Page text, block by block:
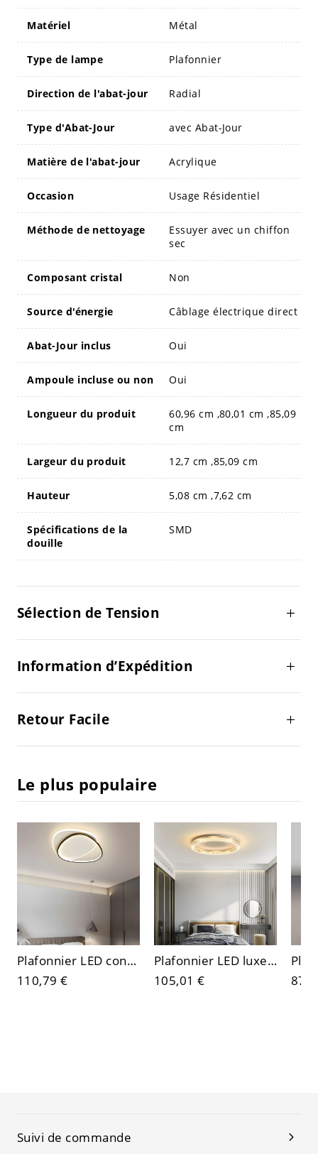
Matériel Métal
Type de lampe Plafonnier
Direction de l'abat-jour Radial
Type d'Abat-Jour avec Abat-Jour
Matière de l'abat-jour Acrylique
Occasion Usage Résidentiel
Méthode de nettoyage
Essuyer avec un chiffon
sec
Composant cristal Non
Source d'énergie Câblage électrique direct
Abat-Jour inclus Oui
Ampoule incluse ou non Oui
Longueur du produit
60,96 cm ,80,01 cm ,85,09
cm
Largeur du produit 12,7 cm ,85,09 cm
Hauteur 5,08 cm ,7,62 cm
Spécifications de la
douille
SMD
Sélection de Tension
Information d’Expédition
Retour Facile
Le plus populaire
Plafonnier LED contemporain, luminaire à anneau géométrique avec abat-jour en acrylique anti-éblouissement
110,79 €
Plafonnier LED luxe contemporain, luminaire discret à profil bas avec bordure en acrylique facetté
105,01 €
Suivi de commande